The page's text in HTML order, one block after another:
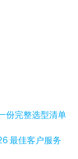
份完整选型清单
最佳客户服务